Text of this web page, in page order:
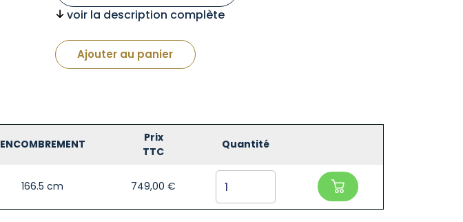
voir la description complète
Ajouter au panier
ENCOMBREMENT
Prix
TTC
Quantité
166.5 cm 749,00 €